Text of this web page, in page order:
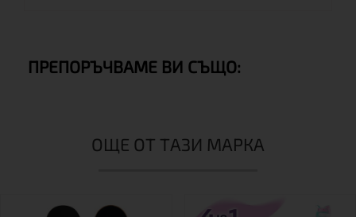
ПРЕПОРЪЧВАМЕ ВИ СЪЩО:
ОЩЕ ОТ ТАЗИ МАРКА